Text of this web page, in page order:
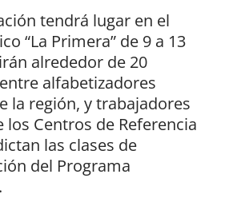
tendrá lugar en el
“La Primera” de 9 a 13
alrededor de 20
alfabetizadores
la región, y trabajadores
los Centros de Referencia
las clases de
del Programa